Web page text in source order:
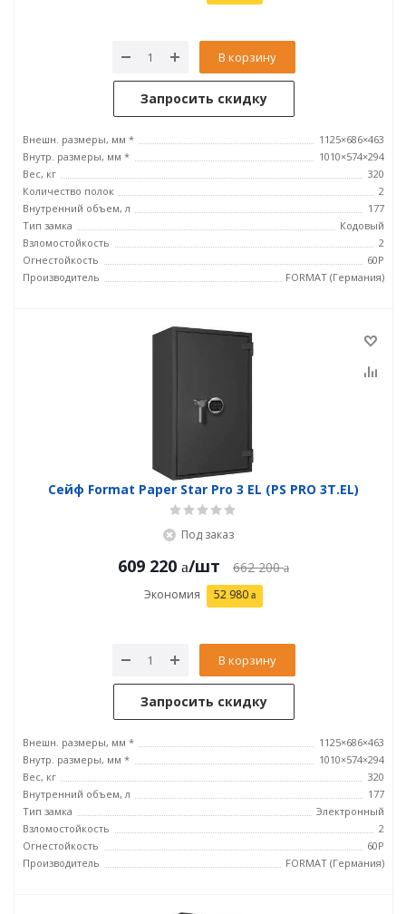
В корзину
Запросить скидку
Внешн. размеры, мм *
1125×686×463
Внутр. размеры, мм *
1010×574×294
Вес, кг
320
Количество полок
2
Внутренний объем, л
177
Тип замка
Кодовый
Взломостойкость
2
Огнестойкость
60P
Производитель
FORMAT (Германия)
Сейф Format Paper Star Pro 3 EL (PS PRO 3Т.EL)
Под заказ
609 220 /шт 662 200
Экономия 52 980
В корзину
Запросить скидку
Внешн. размеры, мм *
1125×686×463
Внутр. размеры, мм *
1010×574×294
Вес, кг
320
Внутренний объем, л
177
Тип замка
Электронный
Взломостойкость
2
Огнестойкость
60P
Производитель
FORMAT (Германия)